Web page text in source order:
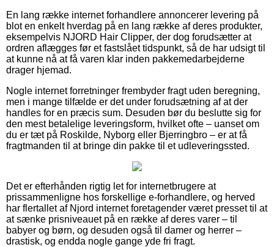
En lang række internet forhandlere annoncerer levering på
blot en enkelt hverdag på en lang række af deres produkter,
eksempelvis NJORD Hair Clipper, der dog forudsætter at
ordren aflægges før et fastslået tidspunkt, så de har udsigt til
at kunne nå at få varen klar inden pakkemedarbejderne
drager hjemad.
Nogle internet forretninger frembyder fragt uden beregning,
men i mange tilfælde er det under forudsætning af at der
handles for en præcis sum. Desuden bør du beslutte sig for
den mest betalelige leveringsform, hvilket ofte – uanset om
du er tæt på Roskilde, Nyborg eller Bjerringbro – er at få
fragtmanden til at bringe din pakke til et udleveringssted.
Det er efterhånden rigtig let for internetbrugere at
prissammenligne hos forskellige e-forhandlere, og herved
har flertallet af Njord internet foretagender været presset til at
at sænke prisniveauet på en række af deres varer – til
babyer og børn, og desuden også til damer og herrer –
drastisk, og endda nogle gange yde fri fragt.